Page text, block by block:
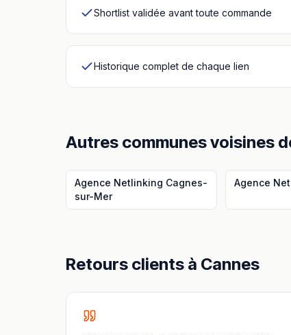
Shortlist validée avant toute commande
Historique complet de chaque lien
Autres communes voisines
Agence Netlinking Cagnes-
sur-Mer
Agence
Retours clients à Cannes